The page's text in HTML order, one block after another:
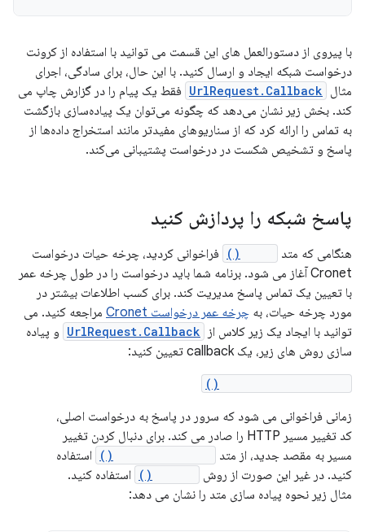
با پیروی از دستورالعمل های این قسمت می توانید با استفاده از کرونت
درخواست شبکه ایجاد و ارسال کنید. با این حال، برای سادگی، اجرای
مثال UrlRequest.Callback فقط یک پیام را در گزارش چاپ می
کند. بخش زیر نشان می‌دهد که چگونه می‌توان یک پیاده‌سازی بازگشت
به تماس را ارائه کرد که از سناریوهای مفیدتر مانند استخراج داده‌ها از
پاسخ و تشخیص شکست در درخواست پشتیبانی می‌کند.
پاسخ شبکه را پردازش کنید
هنگامی که متد
فراخوانی کردید، چرخه حیات درخواست
Cronet آغاز می شود. برنامه شما باید درخواست را در طول چرخه عمر
با تعیین یک تماس پاسخ مدیریت کند. برای کسب اطلاعات بیشتر در
مورد چرخه حیات، به چرخه عمر درخواست Cronet
مراجعه کنید. می
توانید با ایجاد یک زیر کلاس از
UrlRequest.Callback و پیاده
سازی روش های زیر، یک callback تعیین کنید:
زمانی فراخوانی می شود که سرور در پاسخ به درخواست اصلی،
کد تغییر مسیر HTTP را صادر می کند. برای دنبال کردن تغییر
مسیر به مقصد جدید، از متد
استفاده
کنید. در غیر این صورت از روش
استفاده کنید.
مثال زیر نحوه پیاده سازی متد را نشان می دهد: